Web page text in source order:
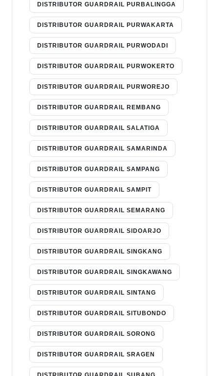
DISTRIBUTOR GUARDRAIL PURBALINGGA
DISTRIBUTOR GUARDRAIL PURWAKARTA
DISTRIBUTOR GUARDRAIL PURWODADI
DISTRIBUTOR GUARDRAIL PURWOKERTO
DISTRIBUTOR GUARDRAIL PURWOREJO
DISTRIBUTOR GUARDRAIL REMBANG
DISTRIBUTOR GUARDRAIL SALATIGA
DISTRIBUTOR GUARDRAIL SAMARINDA
DISTRIBUTOR GUARDRAIL SAMPANG
DISTRIBUTOR GUARDRAIL SAMPIT
DISTRIBUTOR GUARDRAIL SEMARANG
DISTRIBUTOR GUARDRAIL SIDOARJO
DISTRIBUTOR GUARDRAIL SINGKANG
DISTRIBUTOR GUARDRAIL SINGKAWANG
DISTRIBUTOR GUARDRAIL SINTANG
DISTRIBUTOR GUARDRAIL SITUBONDO
DISTRIBUTOR GUARDRAIL SORONG
DISTRIBUTOR GUARDRAIL SRAGEN